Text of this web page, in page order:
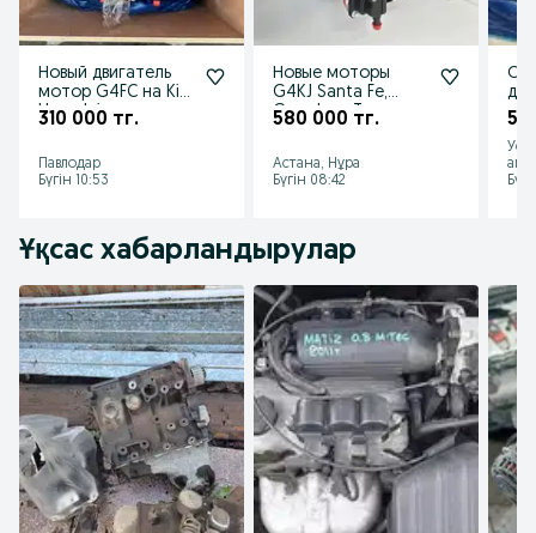
Новый двигатель
мотор G4FC на Kia
Hyundai аксент
310 000 тг.
Павлодар
Бүгін 10:53
Новые моторы
G4KJ Santa Fe,
Grandeur, Tucson,
580 000 тг.
Астана, Нұра
Бүгін 08:42
Ұқсас хабарландырулар